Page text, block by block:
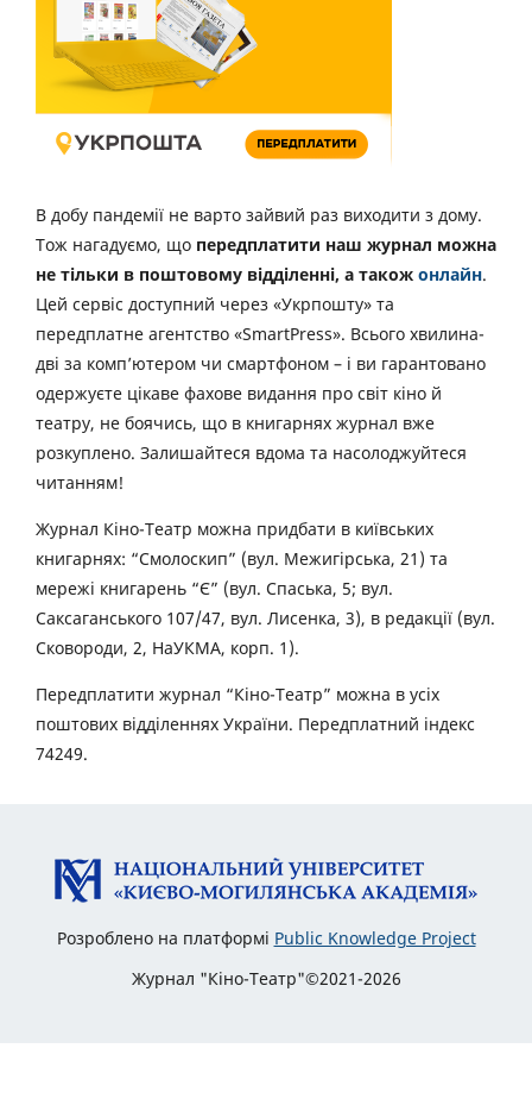
В добу пандемії не варто зайвий раз виходити з дому.
Тож нагадуємо, що передплатити наш журнал можна
не тільки в поштовому відділенні, а також онлайн.
Цей сервіс доступний через «Укрпошту» та
передплатне агентство «SmartPress». Всього хвилина-
дві за комп’ютером чи смартфоном – і ви гарантовано
одержуєте цікаве фахове видання про світ кіно й
театру, не боячись, що в книгарнях журнал вже
розкуплено. Залишайтеся вдома та насолоджуйтеся
читанням!
Журнал Кіно-Театр можна придбати в київських
книгарнях: “Смолоскип” (вул. Межигірська, 21) та
мережі книгарень “Є” (вул. Спаська, 5; вул.
Саксаганського 107/47, вул. Лисенка, 3), в редакції (вул.
Сковороди, 2, НаУКМА, корп. 1).
Передплатити журнал “Кіно-Театр” можна в усіх
поштових відділеннях України. Передплатний індекс
74249.
Розроблено на платформі Public Knowledge Project
Журнал "Кіно-Театр"©2021-2026